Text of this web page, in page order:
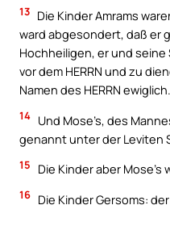
13 Die Kinder Amrams
ward abgesondert, daß er
Hochheiligen, er und
vor dem HERRN und zu
Namen des HERRN ewiglich.
14 Und Mose’s, des
genannt unter der Leviten
15 Die Kinder aber Mose’s
16 Die Kinder Gersoms: